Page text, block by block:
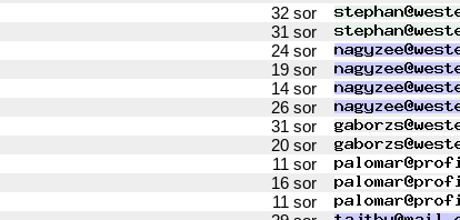
32 sor
31 sor
24 sor
19 sor
14 sor
26 sor
31 sor
20 sor
11 sor
16 sor
11 sor